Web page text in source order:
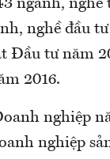
ngành, nghề
nghề đầu
Đầu tư năm
2016.
nghiệp
nghiệp